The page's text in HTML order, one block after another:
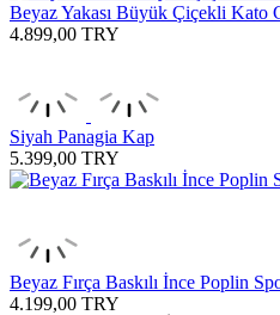
Beyaz Yakası Büyük Çiçekli Kato
4.899,00 TRY
Siyah Panagia Kap
5.399,00 TRY
Beyaz Fırça Baskılı İnce Poplin
4.199,00 TRY